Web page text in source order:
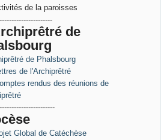
de la paroisses
de
de Phalsbourg
de l'Archiprêtré
rendus des réunions de
Global de Catéchèse